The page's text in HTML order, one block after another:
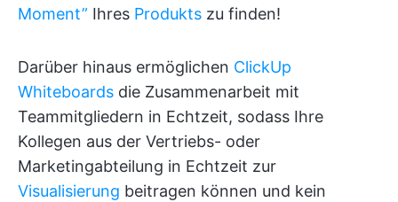
Moment” Ihres Produkts zu finden!
Darüber hinaus ermöglichen ClickUp
Whiteboards die Zusammenarbeit mit
Teammitgliedern in Echtzeit, sodass Ihre
Kollegen aus der Vertriebs- oder
Marketingabteilung in Echtzeit zur
Visualisierung beitragen können und kein